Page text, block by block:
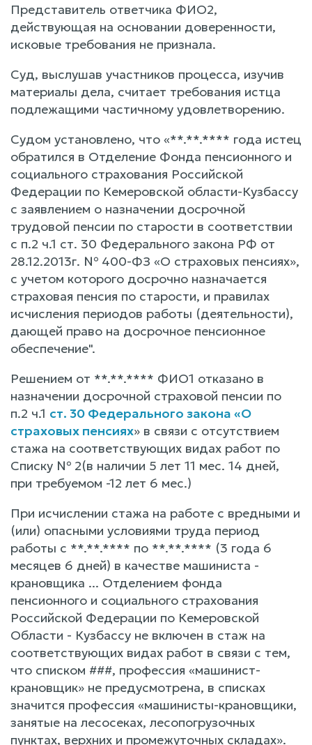
Представитель ответчика ФИО2,
действующая на основании доверенности,
исковые требования не признала.
Суд, выслушав участников процесса, изучив
материалы дела, считает требования истца
подлежащими частичному удовлетворению.
Судом установлено, что «**.**.**** года истец
обратился в Отделение Фонда пенсионного и
социального страхования Российской
Федерации по Кемеровской области-Кузбассу
с заявлением о назначении досрочной
трудовой пенсии по старости в соответствии
с п.2 ч.1 ст. 30 Федерального закона РФ от
28.12.2013г. № 400-ФЗ «О страховых пенсиях»,
с учетом которого досрочно назначается
страховая пенсия по старости, и правилах
исчисления периодов работы (деятельности),
дающей право на досрочное пенсионное
обеспечение".
Решением от **.**.**** ФИО1 отказано в
назначении досрочной страховой пенсии по
п.2 ч.1 ст. 30 Федерального закона «О
страховых пенсиях» в связи с отсутствием
стажа на соответствующих видах работ по
Списку № 2(в наличии 5 лет 11 мес. 14 дней,
при требуемом -12 лет 6 мес.)
При исчислении стажа на работе с вредными и
(или) опасными условиями труда период
работы с **.**.**** по **.**.**** (3 года 6
месяцев 6 дней) в качестве машиниста -
крановщика ... Отделением фонда
пенсионного и социального страхования
Российской Федерации по Кемеровской
Области - Кузбассу не включен в стаж на
соответствующих видах работ в связи с тем,
что списком ###, профессия «машинист-
крановщик» не предусмотрена, в списках
значится профессия «машинисты-крановщики,
занятые на лесосеках, лесопогрузочных
пунктах, верхних и промежуточных складах».